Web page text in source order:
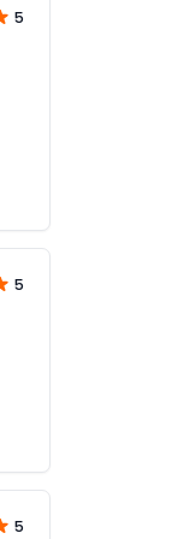
5
5
5